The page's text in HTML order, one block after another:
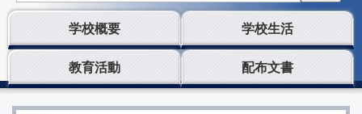
学校概要 学校生活
教育活動 配布文書